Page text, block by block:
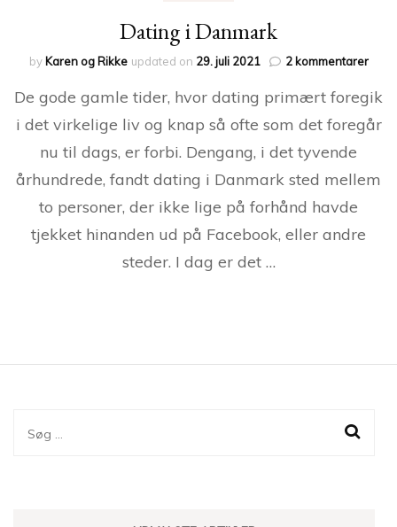
Dating i Danmark
by Karen og Rikke updated on 29. juli 2021 2 kommentarertil
i
De gode gamle tider, hvor dating primært foregik
i det virkelige liv og knap så ofte som det foregår
nu til dags, er forbi. Dengang, i det tyvende
århundrede, fandt dating i Danmark sted mellem
to personer, der ikke lige på forhånd havde
tjekket hinanden ud på Facebook, eller andre
steder. I dag er det …
Søg